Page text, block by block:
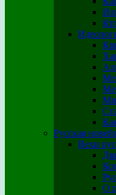
Русская
Вехи
О